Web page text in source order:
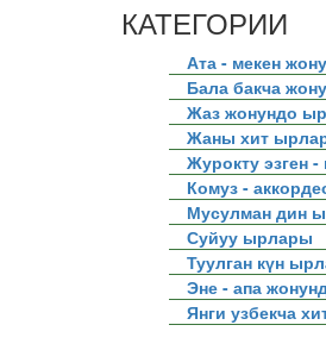
КАТЕГОРИИ
Ата - мекен
Бала бакча
Жаз жонундо
Жаны хит
Журокту эзген
Комуз -
Мусулман дин
Суйуу ырлары
Туулган күн
Эне - апа
Янги узбекча